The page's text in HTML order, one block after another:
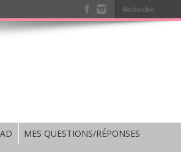
MES QUESTIONS/RÉPONSES